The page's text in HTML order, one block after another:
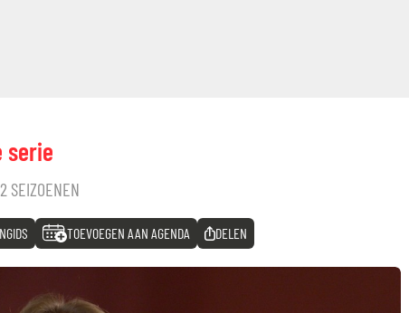
serie
2 SEIZOENEN
TOEVOEGEN AAN AGENDA DELEN